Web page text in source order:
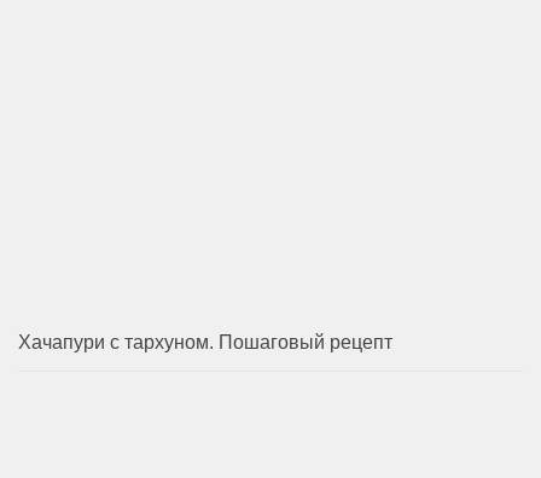
Хачапури с тархуном. Пошаговый рецепт